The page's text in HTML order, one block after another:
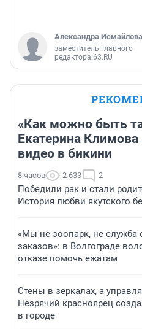
Александра Исмайлова
заместитель главного
редактора 63.RU
«Как можно быть
Екатерина Климова
видео в бикини
8 часов 2 633 2
Победили рак и стали
История любви якутского
«Мы не зоопарк, не служба
заказов»: в Волгограде
отказе помочь ежатам
Стены в зеркалах, а
Незрячий красноярец
в городе